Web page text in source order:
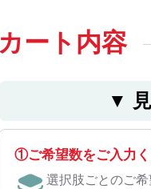
カート内容
▼
①ご希望数をご入力
選択肢ごとのご